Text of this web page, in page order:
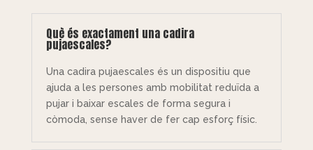
Què és exactament una cadira
pujaescales?
Una cadira pujaescales és un dispositiu que
ajuda a les persones amb mobilitat reduïda a
pujar i baixar escales de forma segura i
còmoda, sense haver de fer cap esforç físic.